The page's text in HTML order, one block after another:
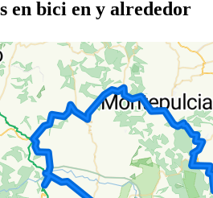
en bici en y alrededor